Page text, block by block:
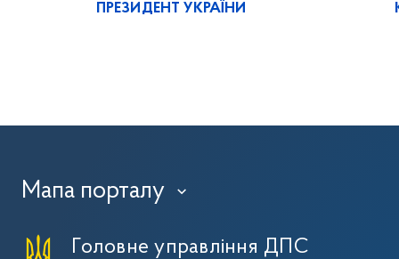
ПРЕЗИДЕНТ УКРАЇНИ
Мапа порталу ›
Головне управління ДПС